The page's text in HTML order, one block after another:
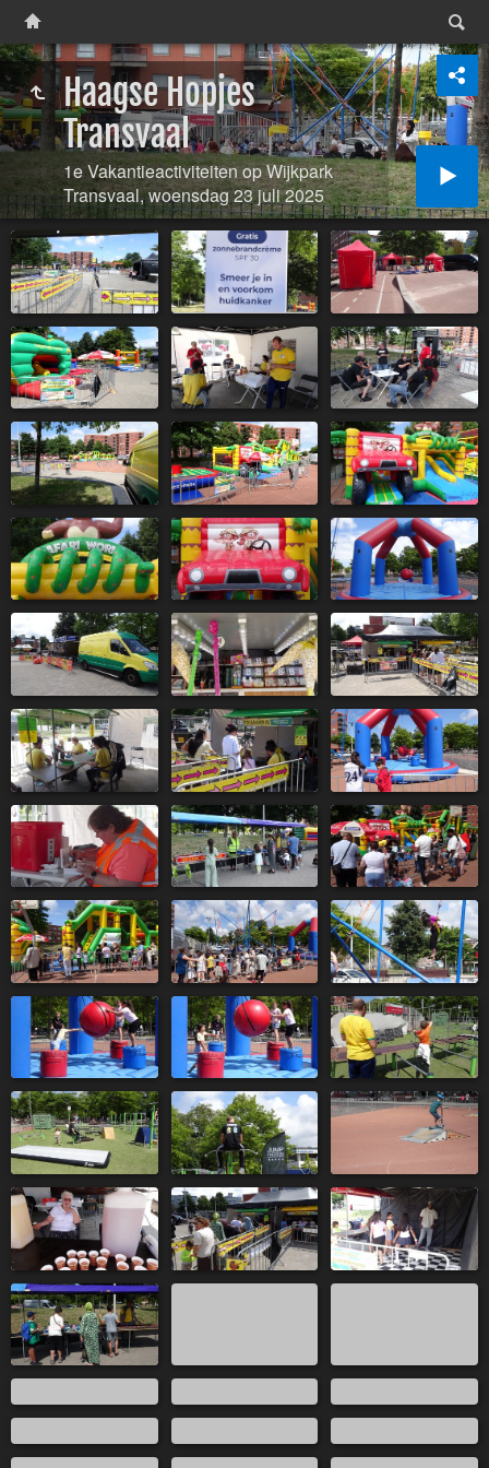
Haagse Hopjes
Transvaal
1e Vakantieactiviteiten op Wijkpark
Transvaal, woensdag 23 juli 2025